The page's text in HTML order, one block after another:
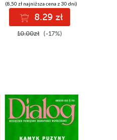
(8,50 zł najniższa cena z 30 dni)
8.29 zł
10.00zł (-17%)